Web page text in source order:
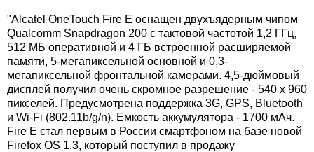
"Alcatel OneTouch Fire E оснащен двухъядерным чипом
Qualcomm Snapdragon 200 с тактовой частотой 1,2 ГГц,
512 МБ оперативной и 4 ГБ встроенной расширяемой
памяти, 5-мегапиксельной основной и 0,3-
мегапиксельной фронтальной камерами. 4,5-дюймовый
дисплей получил очень скромное разрешение - 540 х 960
пикселей. Предусмотрена поддержка 3G, GPS, Bluetooth
и Wi-Fi (802.11b/g/n). Емкость аккумулятора - 1700 мАч.
Fire E стал первым в России смартфоном на базе новой
Firefox OS 1.3, который поступил в продажу